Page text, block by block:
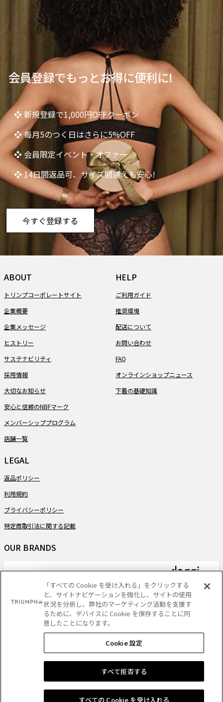
ショッピングバッグに追加する
会員登録でもっとお得に便利に!
❖ 新規登録で1,000円OFFクーポン
❖ 毎月5のつく日はさらに5%OFF
❖ 会員限定イベント・オファー
❖ 14日間返品可、サイズ間違えも安心!
今すぐ登録する
ABOUT
トリンプコーポレートサイト
企業概要
企業メッセージ
ヒストリー
サステナビリティ
採用情報
大切なお知らせ
安心と信頼のNBFマーク
メンバーシッププログラム
店舗一覧
HELP
ご利用ガイド
推奨環境
配送について
お問い合わせ
FAQ
オンラインショップニュース
下着の基礎知識
LEGAL
返品ポリシー
利用規約
プライバシーポリシー
特定商取引法に関する記載
OUR BRANDS
PAYMENT
Copyright- Triumph International (Japan) Ltd. All rights reserved.
「すべての Cookie を受け入れる」をクリックする
と、サイトナビゲーションを強化し、サイトの使用
状況を分析し、弊社のマーケティング活動を支援す
るために、デバイスに Cookie を保存することに同
意したことになります。
Cookie 設定
すべて拒否する
すべての Cookie を受け入れる